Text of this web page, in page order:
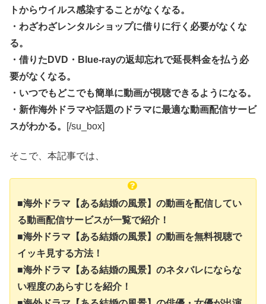
トからウイルス感染することがなくなる。
・わざわざレンタルショップに借りに行く必要がなくな
る。
・借りたDVD・Blue-rayの返却忘れで延長料金を払う必
要がなくなる。
・いつでもどこでも簡単に動画が視聴できるようになる。
・新作海外ドラマや話題のドラマに最適な動画配信サービ
スがわかる。
[/su_box]
そこで、本記事では、
■海外ドラマ【ある結婚の風景】の動画を配信してい
る動画配信サービスが一覧で紹介！
■海外ドラマ【ある結婚の風景】の動画を無料視聴で
イッキ見する方法！
■海外ドラマ【ある結婚の風景】のネタバレにならな
い程度のあらすじを紹介！